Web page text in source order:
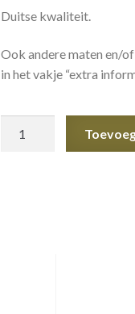
Duitse kwaliteit.
Ook andere maten en/
in het vakje “extra